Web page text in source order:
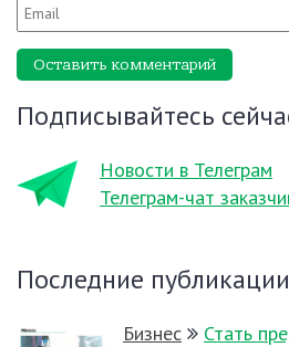
Оставить комментарий
Подписывайтесь
Новости в Телеграм
Телеграм-чат
Последние публикации
Бизнес
Стать